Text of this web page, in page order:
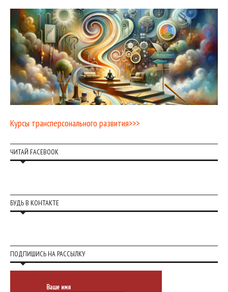
Курсы трансперсонального развития>>>
ЧИТАЙ FACEBOOK
БУДЬ В КОНТАКТЕ
ПОДПИШИСЬ НА РАССЫЛКУ
Ваше имя